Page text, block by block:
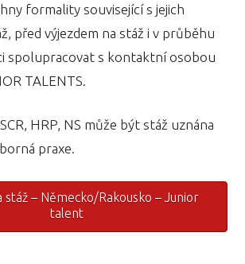
formality související s jejich
před výjezdem na stáž i v průběhu
spolupracovat s kontaktní osobou
TALENTS.
HRP, NS může být stáž uznána
praxe.
stáž – Německo/Rakousko – Junior
talent